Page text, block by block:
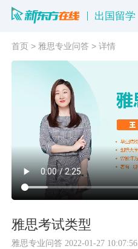
出国留学
首页 > 雅思专业问答 >详情
雅思考试类型
雅思专业问答 2022-01-27 10:07:56